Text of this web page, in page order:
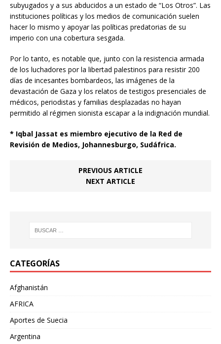
subyugados y a sus abducidos a un estado de “Los Otros”. Las
instituciones políticas y los medios de comunicación suelen
hacer lo mismo y apoyar las políticas predatorias de su
imperio con una cobertura sesgada.
Por lo tanto, es notable que, junto con la resistencia armada
de los luchadores por la libertad palestinos para resistir 200
días de incesantes bombardeos, las imágenes de la
devastación de Gaza y los relatos de testigos presenciales de
médicos, periodistas y familias desplazadas no hayan
permitido al régimen sionista escapar a la indignación mundial.
* Iqbal Jassat es miembro ejecutivo de la Red de
Revisión de Medios, Johannesburgo, Sudáfrica.
PREVIOUS ARTICLE
NEXT ARTICLE
CATEGORÍAS
Afghanistán
AFRICA
Aportes de Suecia
Argentina